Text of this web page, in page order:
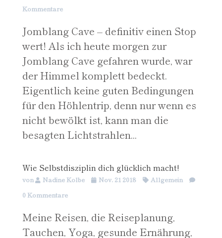
Kommentare
Jomblang Cave – definitiv einen Stop
wert! Als ich heute morgen zur
Jomblang Cave gefahren wurde, war
der Himmel komplett bedeckt.
Eigentlich keine guten Bedingungen
für den Höhlentrip, denn nur wenn es
nicht bewölkt ist, kann man die
besagten Lichtstrahlen...
Wie Selbstdisziplin dich glücklich macht!
von Nadine Kolbe Nov. 21 2018
Allgemein
0 Kommentare
Meine Reisen, die Reiseplanung,
Tauchen, Yoga, gesunde Ernährung,